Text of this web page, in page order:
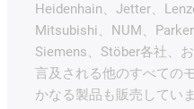
Heidenhain、Jetter、
Mitsubishi、NUM、Parker
Siemens、Stöber各社、
言及される他のすべての
かなる製品も販売してい